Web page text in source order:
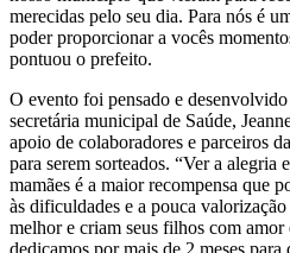
merecidas pelo seu dia. Para nós é
poder proporcionar a vocês
pontuou o prefeito.
O evento foi pensado e
secretária municipal de Saúde,
apoio de colaboradores e parceiros
para serem sorteados. “Ver a alegria
mamães é a maior recompensa que
às dificuldades e a pouca valorização
melhor e criam seus filhos com amor
dedicamos por mais de 2 meses